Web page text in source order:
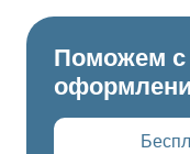
Поможем